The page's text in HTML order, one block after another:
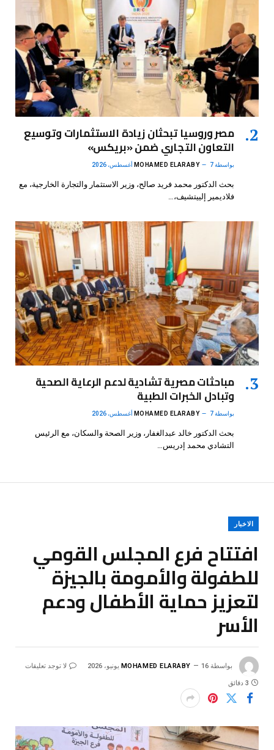
مصر وروسيا تبحثان زيادة الاستثمارات وتوسيع
التعاون التجاري ضمن «بريكس»
بواسطة MOHAMED ELARABY 7 أغسطس، 2026
بحث الدكتور محمد فريد صالح، وزير الاستثمار والتجارة الخارجية، مع
فلاديمير إلييتشيف،…
مباحثات مصرية تشادية لدعم الرعاية الصحية
وتبادل الخبرات الطبية
بواسطة MOHAMED ELARABY 7 أغسطس، 2026
بحث الدكتور خالد عبدالغفار، وزير الصحة والسكان، مع الرئيس
التشادي محمد إدريس…
الاخبار
افتتاح فرع المجلس القومي
للطفولة والأمومة بالجيزة
لتعزيز حماية الأطفال ودعم
الأسر
بواسطة MOHAMED ELARABY 16 يونيو، 2026 لا توجد تعليقات
3 دقائق